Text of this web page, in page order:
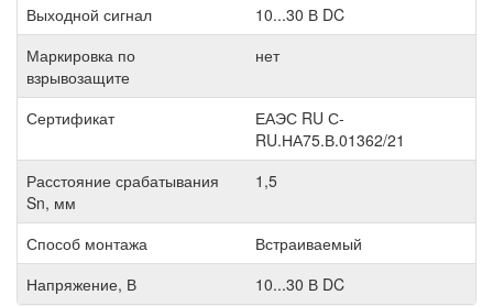
Выходной сигнал
10...30 В DC
Маркировка по
взрывозащите
нет
Сертификат
ЕАЭС RU С-
RU.НА75.В.01362/21
Расстояние срабатывания
Sn, мм
1,5
Способ монтажа
Встраиваемый
Напряжение, В
10...30 В DC